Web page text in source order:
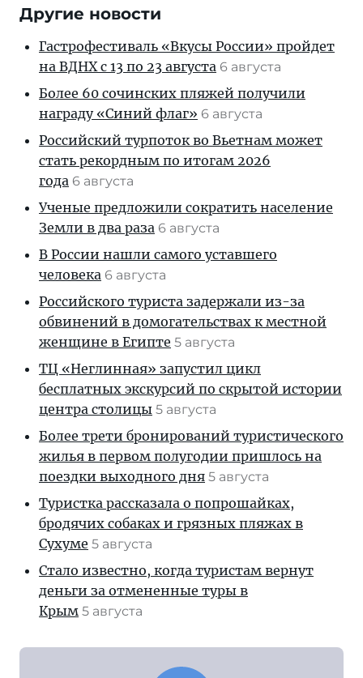
Другие новости
Гастрофестиваль «Вкусы России» пройдет
на ВДНХ с 13 по 23 августа 6 августа
Более 60 сочинских пляжей получили
награду «Синий флаг» 6 августа
Российский турпоток во Вьетнам может
стать рекордным по итогам 2026
года 6 августа
Ученые предложили сократить население
Земли в два раза 6 августа
В России нашли самого уставшего
человека 6 августа
Российского туриста задержали из-за
обвинений в домогательствах к местной
женщине в Египте 5 августа
ТЦ «Неглинная» запустил цикл
бесплатных экскурсий по скрытой истории
центра столицы 5 августа
Более трети бронирований туристического
жилья в первом полугодии пришлось на
поездки выходного дня 5 августа
Туристка рассказала о попрошайках,
бродячих собаках и грязных пляжах в
Сухуме 5 августа
Стало известно, когда туристам вернут
деньги за отмененные туры в
Крым 5 августа